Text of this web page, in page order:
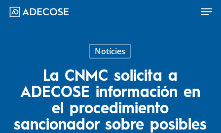
Skip
Notícies
La CNMC solicita a
ADECOSE información en
el procedimiento
sancionador sobre posibles